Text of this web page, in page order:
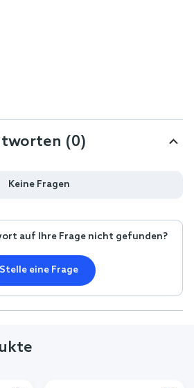
(0)
Keine Fragen
auf Ihre Frage nicht gefunden?
Stelle eine Frage